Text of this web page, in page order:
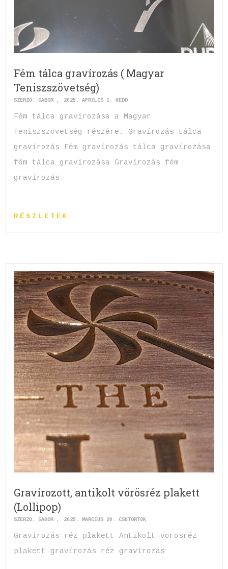
Fém tálca gravírozás ( Magyar
Teniszszövetség)
SZERZŐ:GABOR 2025. ÁPRILIS 1. KEDD
Fém tálca gravírozása a Magyar
Teniszszövetség részére. Gravírozás tálca
gravírozás Fém gravírozás tálca gravírozása
fém tálca gravírozása Gravírozás fém
gravírozás
RÉSZLETEK
Gravírozott, antikolt vörösréz plakett
(Lollipop)
SZERZŐ:GABOR 2025. MÁRCIUS 20. CSÜTÖRTÖK
Gravírozás réz plakett Antikolt vörösréz
plakett gravírozás réz gravírozás